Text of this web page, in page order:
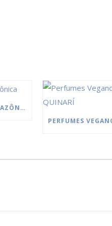
MANTEIGAS DA FLORESTA AMAZÔNICA